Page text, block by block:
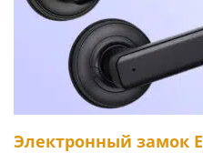
Электронный замок